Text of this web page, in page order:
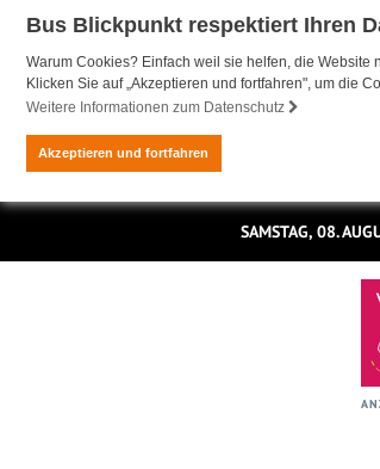
Bus Blickpunkt respektiert Ihren
Warum Cookies? Einfach weil sie helfen, die
Klicken Sie auf „Akzeptieren und fortfahren", um die
Weitere Informationen zum Datenschutz
Akzeptieren und fortfahren
SAMSTAG, 08.